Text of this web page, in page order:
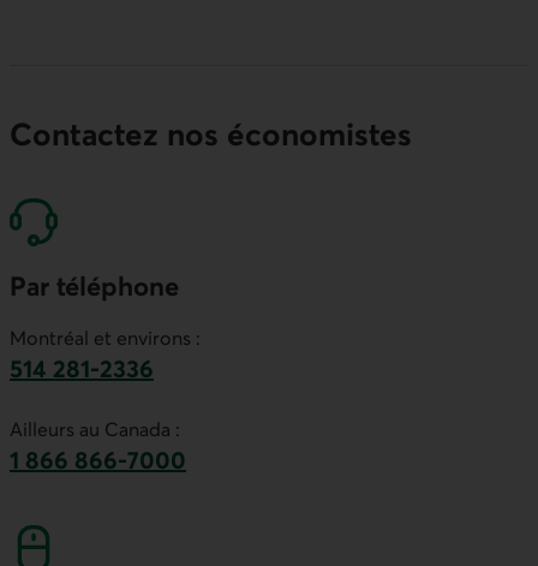
Contactez nos économistes
Par téléphone
Montréal et environs :
514 281-2336
Ailleurs au Canada :
1 866 866-7000